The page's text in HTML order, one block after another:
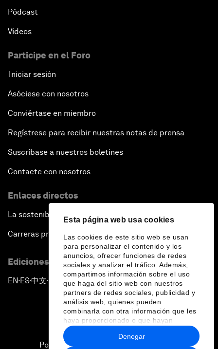
Esta página web usa cookies
Las cookies de este sitio web se usan
para personalizar el contenido y los
anuncios, ofrecer funciones de redes
sociales y analizar el tráfico. Además,
compartimos información sobre el uso
que haga del sitio web con nuestros
partners de redes sociales, publicidad y
análisis web, quienes pueden
combinarla con otra información que les
haya proporcionado o que hayan
recopilado a partir del uso que haya
hecho de sus servicios.
Denegar
Pódcast
Vídeos
Participe en el Foro
Iniciar sesión
Asóciese con nosotros
Conviértase en miembro
Regístrese para recibir nuestras notas de prensa
Suscríbase a nuestros boletines
Contacte con nosotros
Enlaces directos
La sostenibilidad en el Foro
Carreras profesionales
Ediciones en otros idiomas
EN ▪ES▪中文▪ 日本語
Política de privacidad y normas de uso